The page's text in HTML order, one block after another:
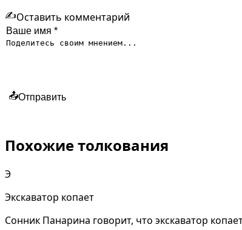
✍️Оставить комментарий
📤Отправить
Похожие толкования
Э
Экскаватор копает
Сонник Панарина говорит, что экскаватор